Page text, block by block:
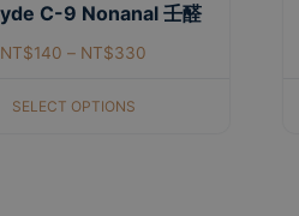
C-9 Nonanal 壬醛
NT$140 – NT$330
SELECT OPTIONS